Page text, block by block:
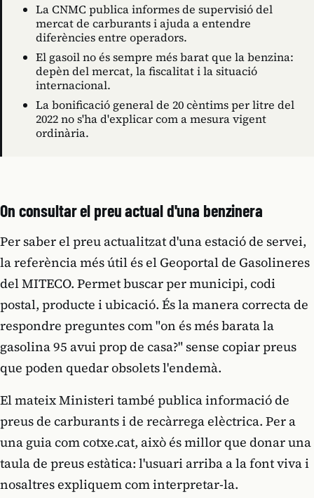
La CNMC publica informes de supervisió del
mercat de carburants i ajuda a entendre
diferències entre operadors.
El gasoil no és sempre més barat que la benzina:
depèn del mercat, la fiscalitat i la situació
internacional.
La bonificació general de 20 cèntims per litre del
2022 no s'ha d'explicar com a mesura vigent
ordinària.
On consultar el preu actual d'una benzinera
Per saber el preu actualitzat d'una estació de servei,
la referència més útil és el Geoportal de Gasolineres
del MITECO. Permet buscar per municipi, codi
postal, producte i ubicació. És la manera correcta de
respondre preguntes com "on és més barata la
gasolina 95 avui prop de casa?" sense copiar preus
que poden quedar obsolets l'endemà.
El mateix Ministeri també publica informació de
preus de carburants i de recàrrega elèctrica. Per a
una guia com cotxe.cat, això és millor que donar una
taula de preus estàtica: l'usuari arriba a la font viva i
nosaltres expliquem com interpretar-la.